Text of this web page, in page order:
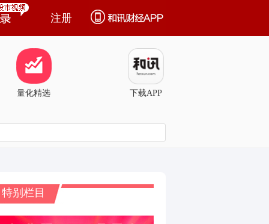
注册
量化精选 下载APP